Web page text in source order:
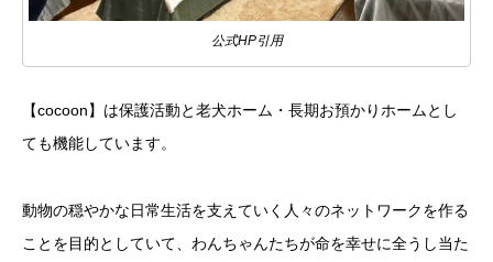
公式HP引用
【cocoon】は保護活動と老犬ホーム・長期お預かりホームとし
ても機能しています。
動物の穏やかな日常生活を支えていく人々のネットワークを作る
ことを目的としていて、わんちゃんたちが命を幸せに全うし当た